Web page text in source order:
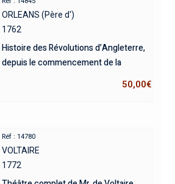
ORLEANS (Père d')
1762
Histoire des Révolutions d’Angleterre,
depuis le commencement de la
50,00€
Réf : 14780
VOLTAIRE
1772